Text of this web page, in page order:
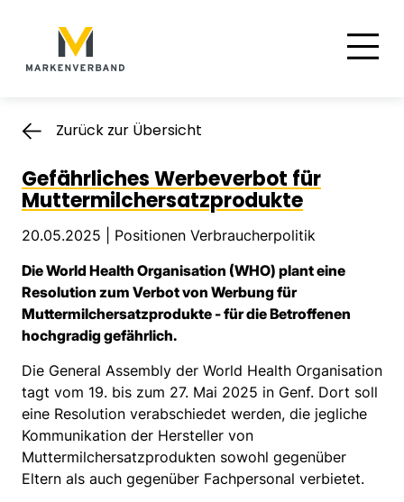
Hauptnavigation
Zurück zur Übersicht
Gefährliches Werbeverbot für
Muttermilchersatzprodukte
20.05.2025 | Positionen Verbraucherpolitik
Die World Health Organisation (WHO) plant eine
Resolution zum Verbot von Werbung für
Muttermilchersatzprodukte - für die Betroffenen
hochgradig gefährlich.
Die General Assembly der World Health Organisation
tagt vom 19. bis zum 27. Mai 2025 in Genf. Dort soll
eine Resolution verabschiedet werden, die jegliche
Kommunikation der Hersteller von
Muttermilchersatzprodukten sowohl gegenüber
Eltern als auch gegenüber Fachpersonal verbietet.